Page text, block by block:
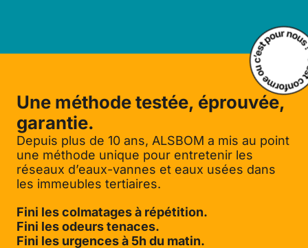
Une méthode testée, éprouvée,
garantie.
Depuis plus de 10 ans, ALSBOM a mis au point
une méthode unique pour entretenir les
réseaux d’eaux-vannes et eaux usées dans
les immeubles tertiaires.
Fini les colmatages à répétition.
Fini les odeurs tenaces.
Fini les urgences à 5h du matin.